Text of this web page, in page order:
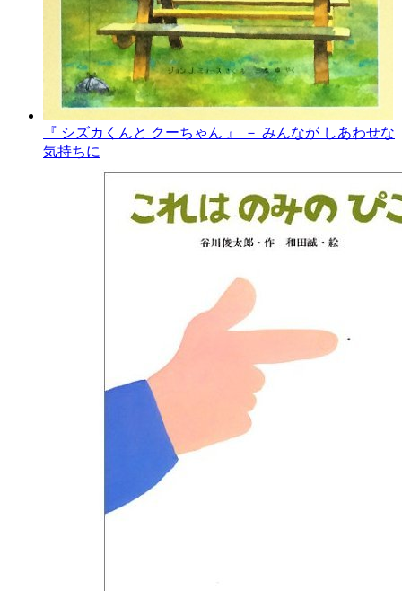
『 シズカくんと クーちゃん 』 － みんなが しあわせな
気持ちに